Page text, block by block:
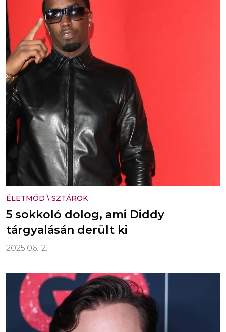
ÉLETMÓD \ SZTÁROK
5 sokkoló dolog, ami Diddy
tárgyalásán derült ki
2025.06.12.